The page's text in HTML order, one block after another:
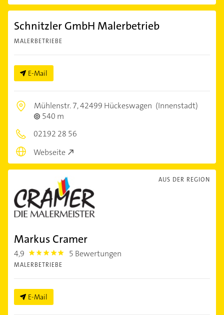
Schnitzler GmbH Malerbetrieb
MALERBETRIEBE
E-Mail
Mühlenstr. 7,42499 Hückeswagen (Innenstadt)
540 m
02192 28 56
Webseite
AUS DER REGION
Markus Cramer
4,9 4.9 5 Bewertungen
MALERBETRIEBE
E-Mail